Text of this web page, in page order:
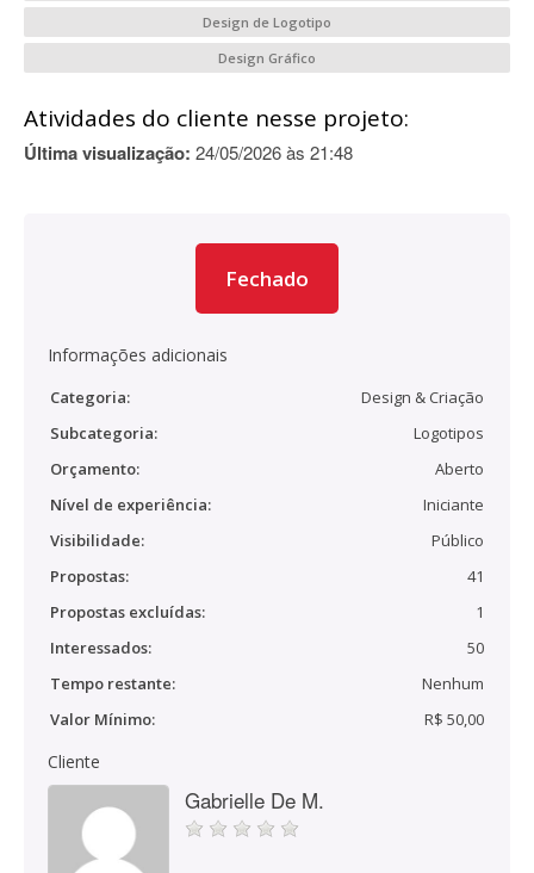
Design de Logotipo
Design Gráfico
Atividades do cliente nesse projeto:
Última visualização: 24/05/2026 às 21:48
Fechado
Informações adicionais
Categoria:
Design & Criação
Subcategoria:
Logotipos
Orçamento:
Aberto
Nível de experiência:
Iniciante
Visibilidade:
Público
Propostas:
41
Propostas excluídas:
1
Interessados:
50
Tempo restante:
Nenhum
Valor Mínimo:
R$ 50,00
Cliente
Gabrielle De M.